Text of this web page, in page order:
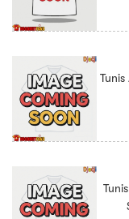
Tunis